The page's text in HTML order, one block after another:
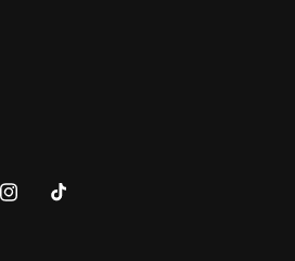
InstagramTikTok